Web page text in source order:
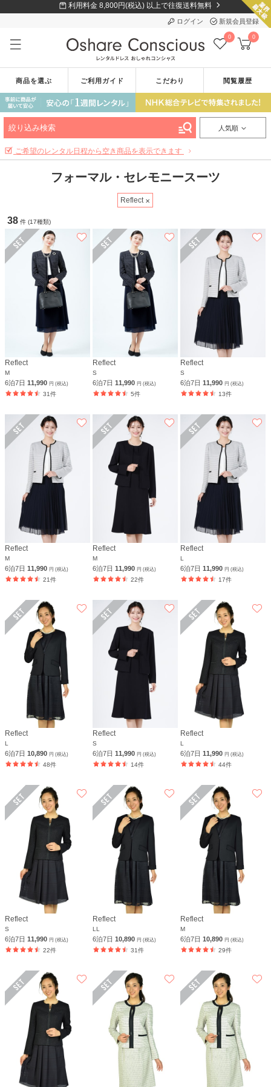
利用料金 8,800円(税込) 以上で往復送料無料
ログイン 新規会員登録
0 0
商品を選ぶ ご利用ガイド こだわり 閲覧履歴
絞り込み検索 人気順
ご希望のレンタル日程から空き商品を表示できます
フォーマル・セレモニースーツ
Reflect
38 件 (17種類)
Reflect
M
6泊7日 11,990 円 (税込)
31件
Reflect
S
6泊7日11,990円 (税込)
5件
Reflect
S
6泊7日11,990円 (税込)
13件
Reflect
M
6泊7日 11,990 円 (税込)
21件
Reflect
M
6泊7日11,990円 (税込)
22件
Reflect
L
6泊7日11,990円 (税込)
17件
Reflect
L
6泊7日 10,890 円 (税込)
48件
Reflect
S
6泊7日11,990円 (税込)
14件
Reflect
L
6泊7日11,990円 (税込)
44件
Reflect
S
6泊7日 11,990 円 (税込)
22件
Reflect
LL
6泊7日10,890円 (税込)
31件
Reflect
M
6泊7日10,890円 (税込)
29件